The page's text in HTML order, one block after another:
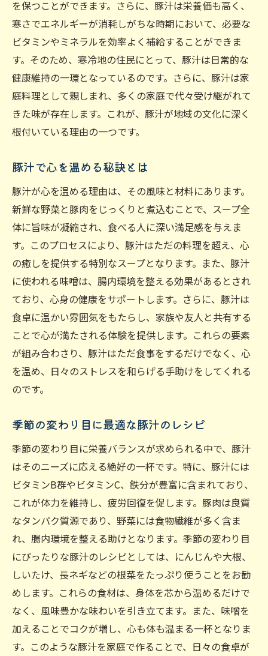
栄養満点の豚汁が免疫力を高めるメカニズム
豚汁の具材が免疫細胞を強化する理由
毎日一杯の豚汁で風邪対策を
豚汁の野菜が免疫力アップに貢献する
豚肉と免疫力向上の関係を解説
免疫をサポートする豚汁の秘密
日常に取り入れたい豚汁の健康効果
精神的な疲れを癒す豚汁の効果
リラクゼーション効果を高める豚汁
豚汁を味わいながら心のケアを
イライラを和らげる豚汁の力
豚汁がもたらすメンタルヘルスの改善
自宅で簡単に作れる癒しの豚汁
豚汁の魅力体を芯から温める力
豚汁がもたらす体温上昇効果
冷え性対策に役立つ豚汁の秘密
豚汁で冷えた体を温める方法
豚汁のスープがもたらす温かさ
豚汁で体の芯からポカポカに
暖かい豚汁が心を癒す理由
豚汁の香りがもたらす心理的効果
寒い日に最適な豚汁の楽しみ方
心をほぐす豚汁の温かさ
家族で楽しむ豚汁の魅力
豚汁がもたらす心のぬくもり
免疫力アップに豚汁が選ばれる理由
豚汁に含まれる免疫力向上の成分
体調を整える豚汁の効果
豚汁が風邪予防に役立つ理由
を保つことができます。さらに、豚汁は栄養価も高く、
寒さでエネルギーが消耗しがちな時期において、必要な
ビタミンやミネラルを効率よく補給することができま
す。そのため、寒冷地の住民にとって、豚汁は日常的な
健康維持の一環となっているのです。さらに、豚汁は家
庭料理として親しまれ、多くの家庭で代々受け継がれて
きた味が存在します。これが、豚汁が地域の文化に深く
根付いている理由の一つです。
豚汁で心を温める秘訣とは
豚汁が心を温める理由は、その風味と材料にあります。
新鮮な野菜と豚肉をじっくりと煮込むことで、スープ全
体に旨味が凝縮され、食べる人に深い満足感を与えま
す。このプロセスにより、豚汁はただの料理を超え、心
の癒しを提供する特別なスープとなります。また、豚汁
に使われる味噌は、腸内環境を整える効果があるとされ
ており、心身の健康をサポートします。さらに、豚汁は
食卓に温かい雰囲気をもたらし、家族や友人と共有する
ことで心が満たされる体験を提供します。これらの要素
が組み合わさり、豚汁はただ食事をするだけでなく、心
を温め、日々のストレスを和らげる手助けをしてくれる
のです。
季節の変わり目に最適な豚汁のレシピ
季節の変わり目に栄養バランスが求められる中で、豚汁
はそのニーズに応える絶好の一杯です。特に、豚汁には
ビタミンB群やビタミンC、鉄分が豊富に含まれており、
これが体力を維持し、疲労回復を促します。豚肉は良質
なタンパク質源であり、野菜には食物繊維が多く含ま
れ、腸内環境を整える助けとなります。季節の変わり目
にぴったりな豚汁のレシピとしては、にんじんや大根、
しいたけ、長ネギなどの根菜をたっぷり使うことをお勧
めします。これらの食材は、身体を芯から温めるだけで
なく、風味豊かな味わいを引き立てます。また、味噌を
加えることでコクが増し、心も体も温まる一杯となりま
す。このような豚汁を家庭で作ることで、日々の食卓が